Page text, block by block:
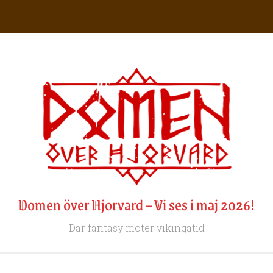
Domen över Hjorvard – Vi ses i maj 2026!
Där fantasy möter vikingatid